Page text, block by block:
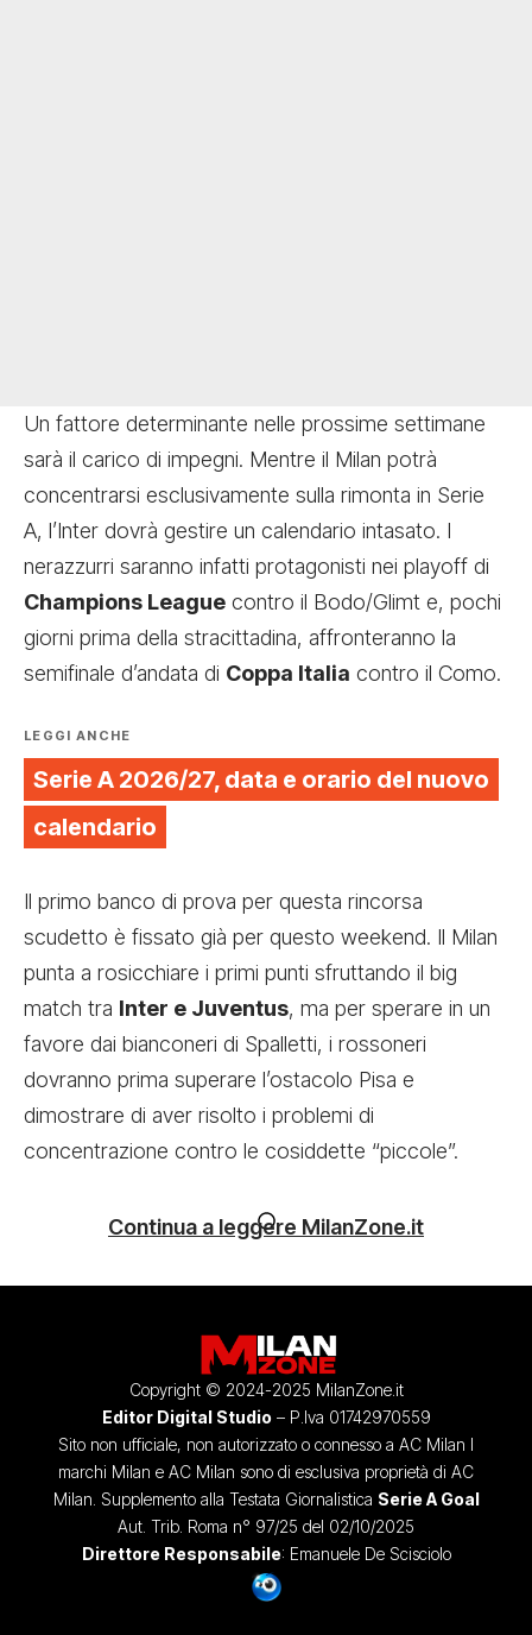
Un fattore determinante nelle prossime settimane
sarà il carico di impegni. Mentre il Milan potrà
concentrarsi esclusivamente sulla rimonta in Serie
A, l’Inter dovrà gestire un calendario intasato. I
nerazzurri saranno infatti protagonisti nei playoff di
Champions League contro il Bodo/Glimt e, pochi
giorni prima della stracittadina, affronteranno la
semifinale d’andata di Coppa Italia contro il Como.
LEGGI ANCHE
Serie A 2026/27, data e orario del nuovo
calendario
Il primo banco di prova per questa rincorsa
scudetto è fissato già per questo weekend. Il Milan
punta a rosicchiare i primi punti sfruttando il big
match tra Inter e Juventus, ma per sperare in un
favore dai bianconeri di Spalletti, i rossoneri
dovranno prima superare l’ostacolo Pisa e
dimostrare di aver risolto i problemi di
concentrazione contro le cosiddette “piccole”.
Continua a leggere MilanZone.it
Copyright © 2024-2025 MilanZone.it
Editor Digital Studio – P.Iva 01742970559
Sito non ufficiale, non autorizzato o connesso a AC Milan I
marchi Milan e AC Milan sono di esclusiva proprietà di AC
Milan. Supplemento alla Testata Giornalistica Serie A Goal
Aut. Trib. Roma n° 97/25 del 02/10/2025
Direttore Responsabile: Emanuele De Scisciolo